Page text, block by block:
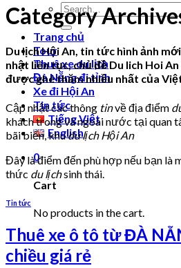
Search
for:
Trang chủ
Tour
Thuê xe du lịch
Đà Nẵng đi tỉnh
Xe đi Hội An
Tin tức
Tiếng Việt
English
0
Cart
No products in the cart.
Category
Du lịch Hội An, tin tức hình ảnh
nhật liên tục, chủ đề Du lich Hoi
được ghé thăm nhiều nhất của
Cập nhật các thông tinvề địa điểm
khách trong và ngoài nước tại quan
bãi biển, khudu lịch Hội An
Đây là điểm đến phù hợp nếu bạn là
thức du lịchsinh thái.
Tin tức
Thuê xe ô tô từ ĐÀ
chiều giá rẻ